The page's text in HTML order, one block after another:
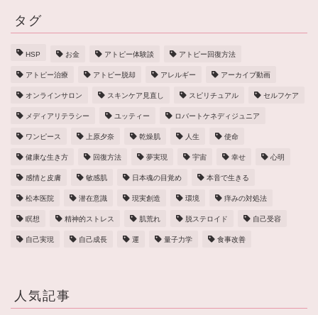
タグ
HSP お金 アトピー体験談 アトピー回復方法
アトピー治療 アトピー脱却 アレルギー アーカイブ動画
オンラインサロン スキンケア見直し スピリチュアル セルフケア
メディアリテラシー ユッティー ロバートケネディジュニア
ワンピース 上原夕奈 乾燥肌 人生 使命
健康な生き方 回復方法 夢実現 宇宙 幸せ 心明
感情と皮膚 敏感肌 日本魂の目覚め 本音で生きる
松本医院 潜在意識 現実創造 環境 痒みの対処法
瞑想 精神的ストレス 肌荒れ 脱ステロイド 自己受容
自己実現 自己成長 運 量子力学 食事改善
人気記事